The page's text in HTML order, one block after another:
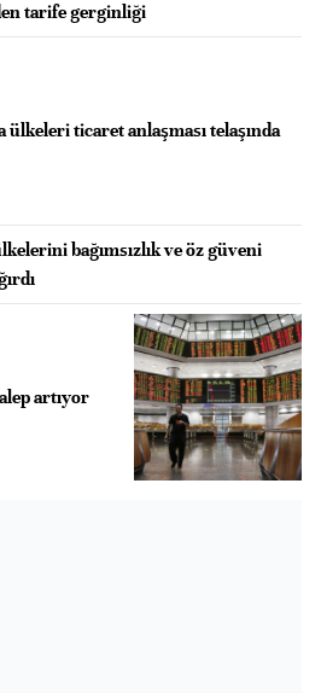
tarife gerginliği
ülkeleri ticaret anlaşması telaşında
bağımsızlık ve öz güveni
artıyor